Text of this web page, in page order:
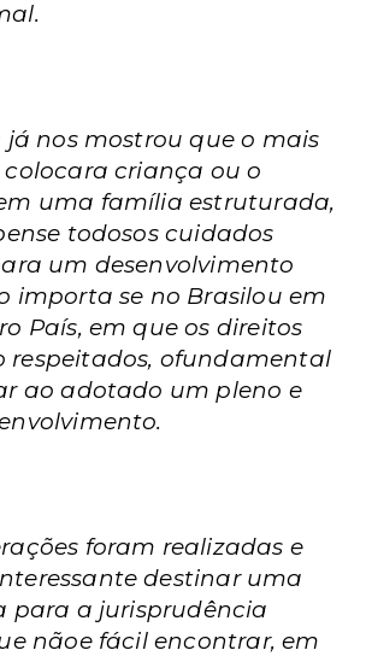
já nos mostrou que o mais
criança ou o
uma família estruturada,
todosos cuidados
um desenvolvimento
importa se no Brasilou em
País, em que os direitos
respeitados, ofundamental
ao adotado um pleno e
foram realizadas e
destinar uma
para a jurisprudência
nãoe fácil encontrar, em